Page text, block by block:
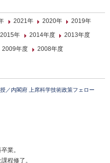
2021年 2020年
2019年
年 2014年度
2013年度
2009年度 2008年度
／内閣府 上席科学技術政策フェロー
業。
程修了。